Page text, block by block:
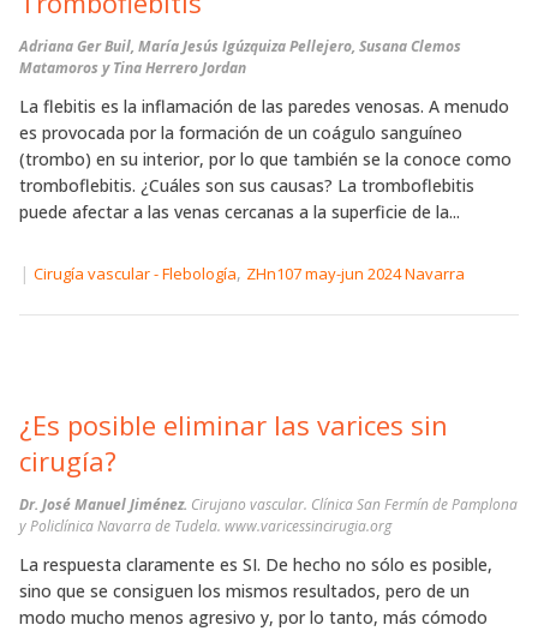
Adriana Ger Buil, María Jesús Igúzquiza Pellejero, Susana Clemos
Matamoros y Tina Herrero Jordan
La flebitis es la inflamación de las paredes venosas. A menudo
es provocada por la formación de un coágulo sanguíneo
(trombo) en su interior, por lo que también se la conoce como
tromboflebitis. ¿Cuáles son sus causas? La tromboflebitis
puede afectar a las venas cercanas a la superficie de la...
| Cirugía vascular - Flebología, ZHn107 may-jun 2024 Navarra
¿Es posible eliminar las varices sin
cirugía?
Dr. José Manuel Jiménez. Cirujano vascular. Clínica San Fermín de Pamplona
y Policlínica Navarra de Tudela. www.varicessincirugia.org
La respuesta claramente es SI. De hecho no sólo es posible,
sino que se consiguen los mismos resultados, pero de un
modo mucho menos agresivo y, por lo tanto, más cómodo